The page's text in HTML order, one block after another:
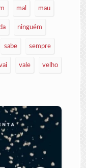
mal mau
ninguém
sabe sempre
vale velho